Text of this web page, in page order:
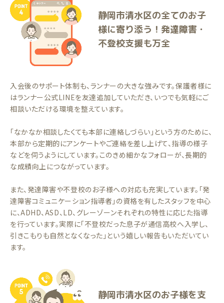
静岡市清水区の全てのお子
様に寄り添う！発達障害・
不登校支援も万全
入会後のサポート体制も、ランナーの大きな強みです。保護者様に
はランナー公式LINEを友達追加していただき、いつでも気軽にご
相談いただける環境を整えています。
「なかなか相談したくても本部に連絡しづらい」という方のために、
本部から定期的にアンケートやご連絡を差し上げて、指導の様子
などを伺うようにしています。このきめ細かなフォローが、長期的
な成績向上につながっています。
また、発達障害や不登校のお子様への対応も充実しています。「発
達障害コミュニケーション指導者」の資格を有したスタッフを中心
に、ADHD、ASD、LD、グレーゾーンそれぞれの特性に応じた指導
を行っています。実際に「不登校だった息子が通信高校へ入学し、
引きこもりも自然となくなった」という嬉しい報告もいただいてい
ます。
静岡市清水区のお子様を支